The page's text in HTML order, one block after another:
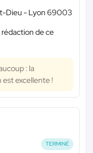
Dieu - Lyon 69003
de ce
: la
est excellente !
TERMINÉ